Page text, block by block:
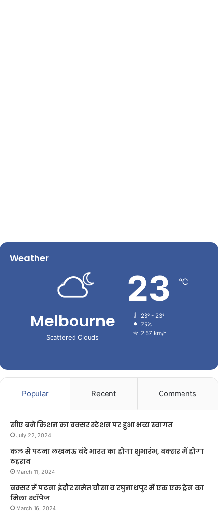
Weather
Melbourne
Scattered Clouds
23 ℃
23º - 23º
75%
2.57 km/h
Popular Recent Comments
सीए बने किशन का बक्सर स्टेशन पर हुआ भव्य स्वागत
July 22, 2024
कल से पटना लखनऊ वंदे भारत का होगा शुभारंभ, बक्सर में होगा
ठहराव
March 11, 2024
बक्सर में पटना इंदौर समेत चौसा व रघुनाथपुर में एक एक ट्रेन का
मिला स्टॉपेज
March 16, 2024